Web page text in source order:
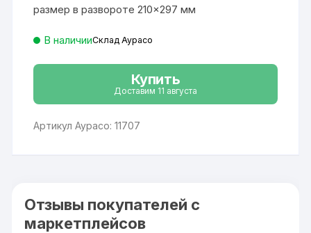
размер в развороте 210×297 мм
В наличииСклад Аурасо
Купить
Доставим 11 августа
Артикул Аурасо: 11707
Отзывы покупателей с
маркетплейсов